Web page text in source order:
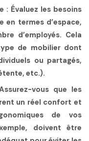
: Évaluez les besoins
termes d’espace,
d’employés. Cela
de mobilier dont
ou partagés,
etc.).
vous que les
un réel confort et
de vos
doivent être